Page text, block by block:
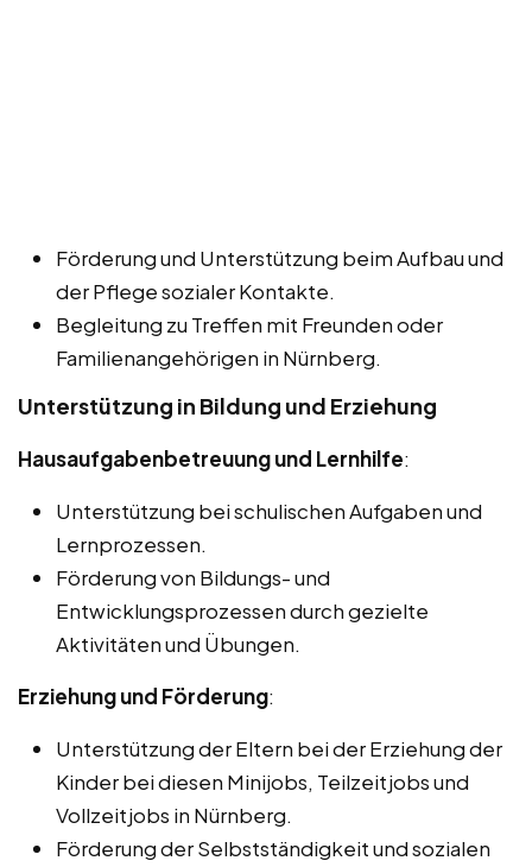
Förderung und Unterstützung beim Aufbau und
der Pflege sozialer Kontakte.
Begleitung zu Treffen mit Freunden oder
Familienangehörigen in Nürnberg.
Unterstützung in Bildung und Erziehung
Hausaufgabenbetreuung und Lernhilfe:
Unterstützung bei schulischen Aufgaben und
Lernprozessen.
Förderung von Bildungs- und
Entwicklungsprozessen durch gezielte
Aktivitäten und Übungen.
Erziehung und Förderung:
Unterstützung der Eltern bei der Erziehung der
Kinder bei diesen Minijobs, Teilzeitjobs und
Vollzeitjobs in Nürnberg.
Förderung der Selbstständigkeit und sozialen